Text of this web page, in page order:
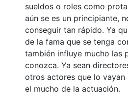
sueldos o roles como
aún se es un principiante,
conseguir tan rápido. Ya
de la fama que se tenga
también influye mucho las
conozca. Ya sean
otros actores que lo
el mucho de la actuación.